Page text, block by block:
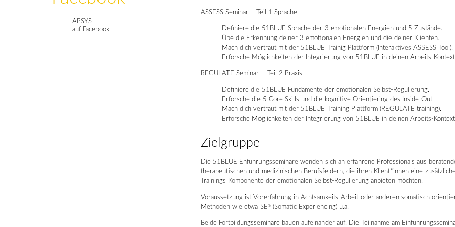
APSYS
auf Facebook
ASSESS Seminar – Teil 1 Sprache
Definiere die 51BLUE Sprache der 3 emotionalen Energien und 5 Zustände.
Übe die Erkennung deiner 3 emotionalen Energien und die deiner Klienten.
Mach dich vertraut mit der 51BLUE Trainig Plattform (Interaktives ASSESS Tool).
Erforsche Möglichkeiten der Integrierung von 51BLUE in deinen Arbeits-
REGULATE Seminar – Teil 2 Praxis
Definiere die 51BLUE Fundamente der emotionalen Selbst-Regulierung.
Erforsche die 5 Core Skills und die kognitive Orientiering des Inside-Out.
Mach dich vertraut mit der 51BLUE Training Plattform (REGULATE training).
Erforsche Möglichkeiten der Integrierung von 51BLUE in deinen Arbeits-
Zielgruppe
Die 51BLUE Enführungsseminare wenden sich an erfahrene Professionals aus
therapeutischen und medizinischen Berufsfeldern, die ihren Klient*innen eine zusätzliche
Trainings Komponente der emotionalen Selbst-Regulierung anbieten möchten.
Voraussetzung ist Vorerfahrung in Achtsamkeits-Arbeit oder anderen somatisch
Methoden wie etwa SE®(Somatic Experiencing) u.a.
Beide Fortbildungsseminare bauen aufeinander auf. Die Teilnahme am